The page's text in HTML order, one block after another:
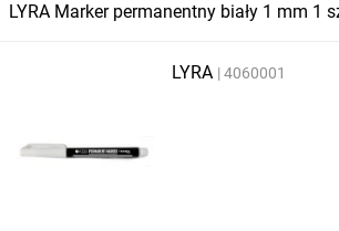
LYRA Marker permanentny biały 1 mm 1
LYRA 4060001